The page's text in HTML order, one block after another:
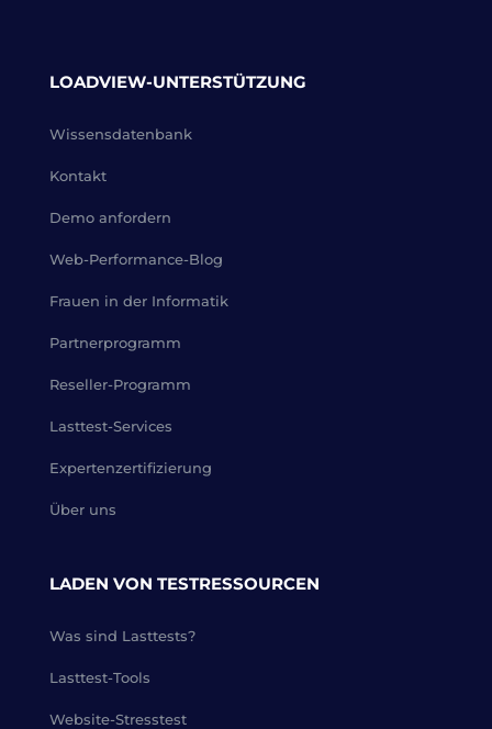
LOADVIEW-UNTERSTÜTZUNG
Wissensdatenbank
Kontakt
Demo anfordern
Web-Performance-Blog
Frauen in der Informatik
Partnerprogramm
Reseller-Programm
Lasttest-Services
Expertenzertifizierung
Über uns
LADEN VON TESTRESSOURCEN
Was sind Lasttests?
Lasttest-Tools
Website-Stresstest